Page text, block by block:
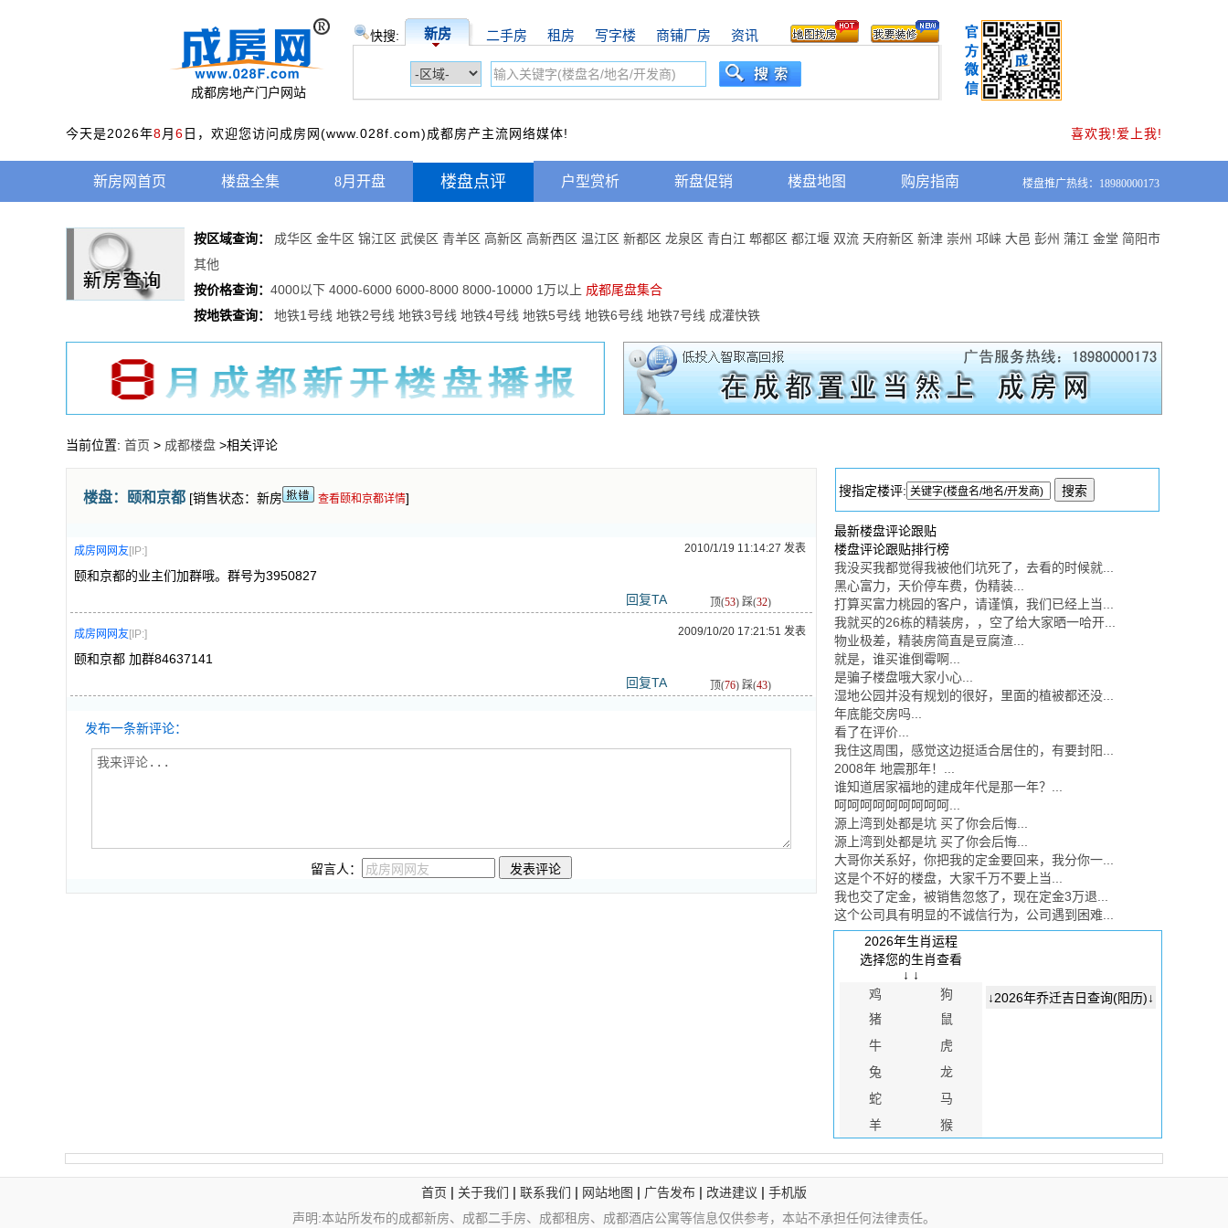
成都房地产门户网站
快搜: 新房 二手房 租房 写字楼 商铺厂房 资讯
今天是2026年8月 6 日，欢迎您访问成房网(www.028f.com)成都房产主流网络媒体! 喜欢我!爱上我!
新房网首页 楼盘全集 8月开盘 楼盘点评 户型赏析 新盘促销 楼盘地图 购房指南 楼盘推广热线：18980000173
按区域查询： 成华区 金牛区 锦江区 武侯区 青羊区 高新区 高新西区 温江区 新都区 龙泉区 青白江 郫都区 都江堰 双流 天府新区 新津 崇州 邛崃 大邑 彭州 蒲江 金堂 简阳市
其他
按价格查询： 4000以下 4000-6000 6000-8000 8000-10000 1万以上 成都尾盘集合
按地铁查询：
地铁1号线 地铁2号线 地铁3号线 地铁4号线 地铁5号线 地铁6号线 地铁7号线 成灌快铁
当前位置: 首页 > 成都楼盘 >相关评论
楼盘： 颐和京都 [销售状态：新房 查看颐和京都详情]
成房网网友[IP:] 2010/1/19 11:14:27 发表
颐和京都的业主们加群哦。群号为3950827
回复TA
成房网网友[IP:] 2009/10/20 17:21:51 发表
颐和京都 加群84637141
回复TA
发布一条新评论：
留言人：
搜指定楼评:
最新楼盘评论跟贴
楼盘评论跟贴排行榜
我没买我都觉得我被他们坑死了，去看的时候就...
黑心富力，天价停车费，伪精装...
打算买富力桃园的客户，请谨慎，我们已经上当...
我就买的26栋的精装房，，空了给大家晒一哈开...
物业极差，精装房简直是豆腐渣...
就是，谁买谁倒霉啊...
是骗子楼盘哦大家小心...
湿地公园并没有规划的很好，里面的植被都还没...
年底能交房吗...
看了在评价...
我住这周围，感觉这边挺适合居住的，有要封阳...
2008年 地震那年！...
谁知道居家福地的建成年代是那一年？...
呵呵呵呵呵呵呵呵呵...
源上湾到处都是坑 买了你会后悔...
源上湾到处都是坑 买了你会后悔...
大哥你关系好，你把我的定金要回来，我分你一...
这是个不好的楼盘，大家千万不要上当...
我也交了定金，被销售忽悠了，现在定金3万退...
这个公司具有明显的不诚信行为，公司遇到困难...
2026年生肖运程
选择您的生肖查看
↓ ↓
鸡
狗
猪
鼠
牛
虎
兔
龙
蛇
马
羊
猴
↓2026年乔迁吉日查询(阳历)↓
首页 | 关于我们 | 联系我们 | 网站地图 | 广告发布 | 改进建议 | 手机版
声明:本站所发布的成都新房、成都二手房、成都租房、成都酒店公寓等信息仅供参考，本站不承担任何法律责任。